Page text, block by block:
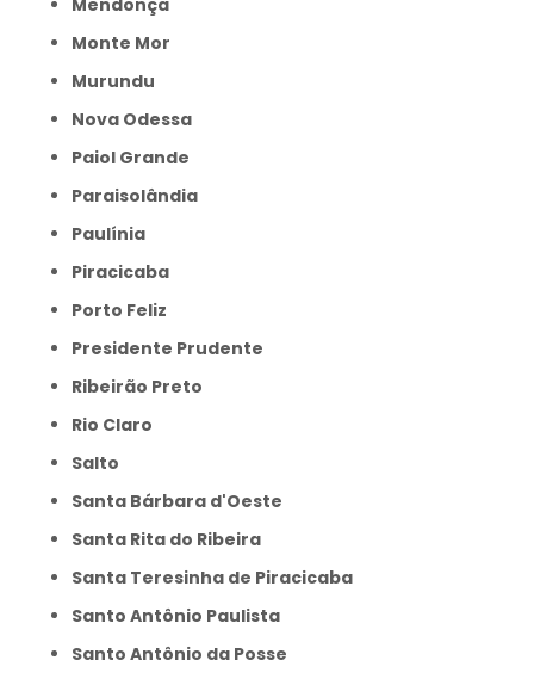
Mendonça
Monte Mor
Murundu
Nova Odessa
Paiol Grande
Paraisolândia
Paulínia
Piracicaba
Porto Feliz
Presidente Prudente
Ribeirão Preto
Rio Claro
Salto
Santa Bárbara d'Oeste
Santa Rita do Ribeira
Santa Teresinha de Piracicaba
Santo Antônio Paulista
Santo Antônio da Posse